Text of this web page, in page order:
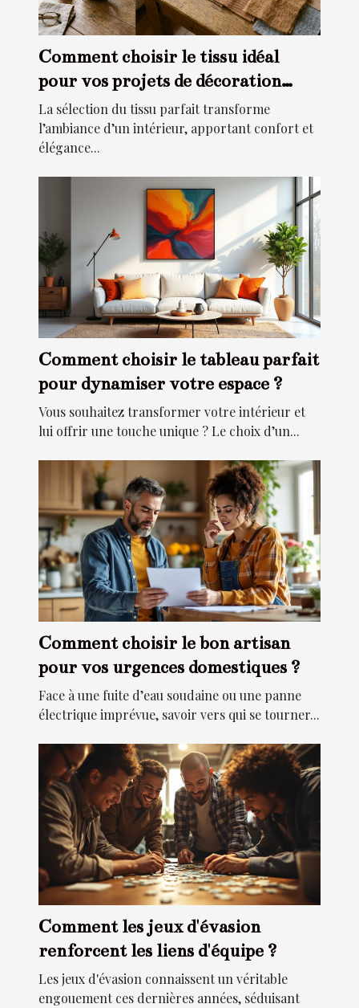
Comment choisir le tissu idéal
pour vos projets de décoration
intérieure ?
La sélection du tissu parfait transforme
l’ambiance d’un intérieur, apportant confort et
élégance...
Comment choisir le tableau parfait
pour dynamiser votre espace ?
Vous souhaitez transformer votre intérieur et
lui offrir une touche unique ? Le choix d’un...
Comment choisir le bon artisan
pour vos urgences domestiques ?
Face à une fuite d’eau soudaine ou une panne
électrique imprévue, savoir vers qui se tourner...
Comment les jeux d'évasion
renforcent les liens d'équipe ?
Les jeux d'évasion connaissent un véritable
engouement ces dernières années, séduisant